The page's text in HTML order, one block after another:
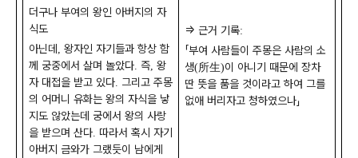
더구나 부여의 왕인 아버지의 자
식도
아닌데 왕자인 자기들과 항상 함
께 궁중에서 살며 놀았다. 즉, 왕
자 대접을 받고 있다. 그리고 주몽
의 어머니 유화는 왕의 자식을 낳
지도 않았는데 궁에서 왕의 사랑
을 받으며 산다. 따라서 혹시 자기
아버지 금와가 그랬듯이 남에게
⇒ 근거 기록:
「부여 사람들이 주몽은 사람의 소
생(所生)이 아니기 때문에 장차
딴 뜻을 품을 것이라고 하여 그를
없애 버리자고 청하였으나」